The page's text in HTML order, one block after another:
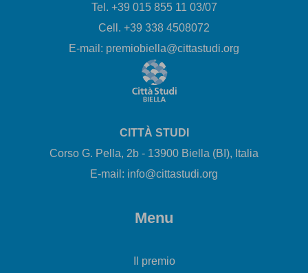
Tel. +39 015 855 11 03/07
Cell. +39 338 4508072
E-mail: premiobiella@cittastudi.org
CITTÀ STUDI
Corso G. Pella, 2b - 13900 Biella (BI), Italia
E-mail: info@cittastudi.org
Menu
Il premio